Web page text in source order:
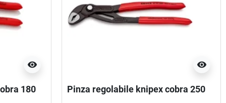
visibility
180
visibility
Pinza regolabile knipex cobra 250